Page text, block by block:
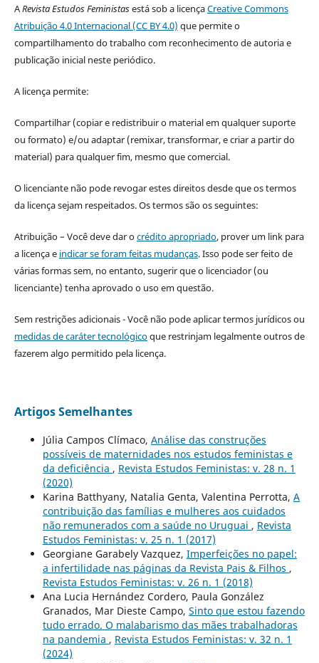
ARevista Estudos Feministasestá sob a licençaCreative Commons
Atribuição 4.0 Internacional (CC BY 4.0) que permite o
compartilhamento do trabalho com reconhecimento de autoria e
publicação inicial neste periódico.
A licença permite:
Compartilhar (copiar e redistribuir o material em qualquer suporte
ou formato) e/ou adaptar (remixar, transformar, e criar a partir do
material) para qualquer fim, mesmo que comercial.
O licenciante não pode revogar estes direitos desde que os termos
da licença sejam respeitados. Os termos são os seguintes:
Atribuição – Você deve dar ocrédito apropriado, prover um link para
a licença e indicar se foram feitas mudanças. Isso pode ser feito de
várias formas sem, no entanto, sugerir que o licenciador (ou
licenciante) tenha aprovado o uso em questão.
Sem restrições adicionais - Você não pode aplicar termos jurídicos ou
medidas de caráter tecnológicoque restrinjam legalmente outros de
fazerem algo permitido pela licença.
Artigos Semelhantes
Júlia Campos Clímaco, Análise das construções
possíveis de maternidades nos estudos feministas e
da deficiência , Revista Estudos Feministas: v. 28 n. 1
(2020)
Karina Batthyany, Natalia Genta, Valentina Perrotta, A
contribuição das famílias e mulheres aos cuidados
não remunerados com a saúde no Uruguai , Revista
Estudos Feministas: v. 25 n. 1 (2017)
Georgiane Garabely Vazquez, Imperfeições no papel:
a infertilidade nas páginas da Revista Pais & Filhos ,
Revista Estudos Feministas: v. 26 n. 1 (2018)
Ana Lucia Hernández Cordero, Paula González
Granados, Mar Dieste Campo, Sinto que estou fazendo
tudo errado. O malabarismo das mães trabalhadoras
na pandemia , Revista Estudos Feministas: v. 32 n. 1
(2024)